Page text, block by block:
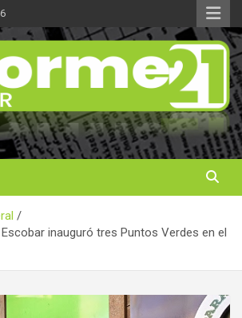
inauguró tres Puntos Verdes en el